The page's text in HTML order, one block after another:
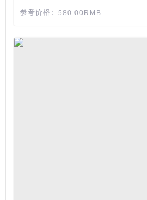
参考价格：580.00RMB